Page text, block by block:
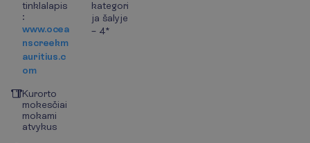
tinklalapis
:
www.ocea
nscreekm
auritius.c
om
Kurorto
mokesčiai
mokami
atvykus
kategori
ja šalyje
– 4*